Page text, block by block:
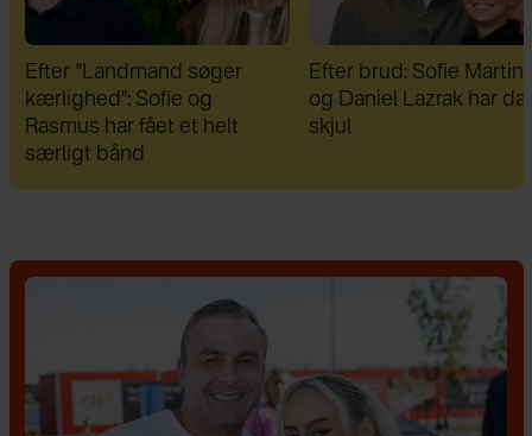
Efter brud: Sofie Martinusen
og Daniel Lazrak har datet i
skjul
Therese Glahn blev
for voldsom mobning:
"Dansen blev min